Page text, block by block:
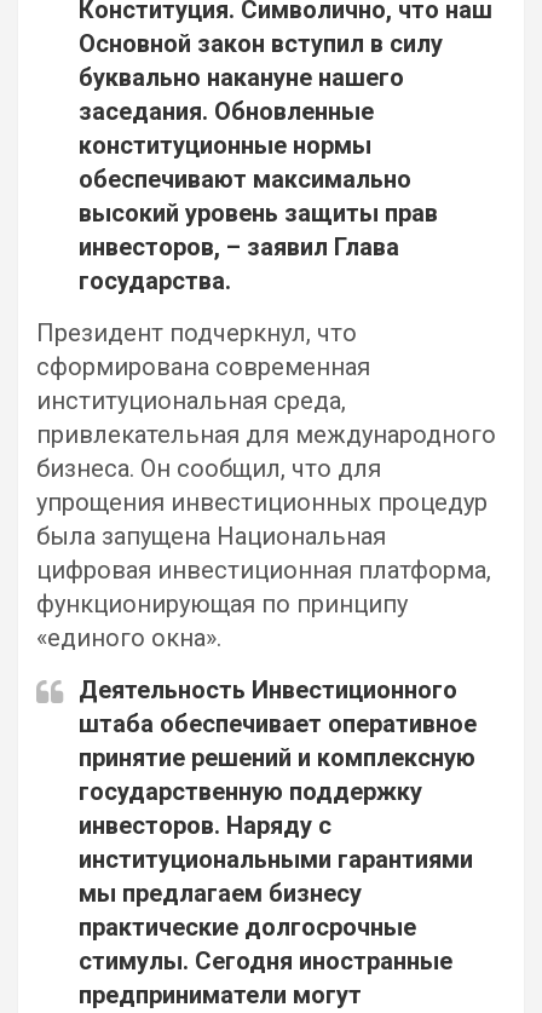
Конституция. Символично, что наш
Основной закон вступил в силу
буквально накануне нашего
заседания. Обновленные
конституционные нормы
обеспечивают максимально
высокий уровень защиты прав
инвесторов, – заявил Глава
государства.
Президент подчеркнул, что
сформирована современная
институциональная среда,
привлекательная для международного
бизнеса. Он сообщил, что для
упрощения инвестиционных процедур
была запущена Национальная
цифровая инвестиционная платформа,
функционирующая по принципу
«единого окна».
Деятельность Инвестиционного
штаба обеспечивает оперативное
принятие решений и комплексную
государственную поддержку
инвесторов. Наряду с
институциональными гарантиями
мы предлагаем бизнесу
практические долгосрочные
стимулы. Сегодня иностранные
предприниматели могут